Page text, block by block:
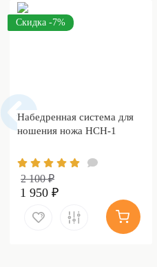
Скидка -7%
Набедренная система для
ношения ножа НСН-1
2 100 ₽
1 950 ₽